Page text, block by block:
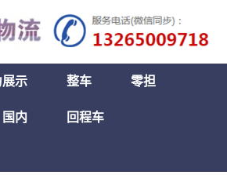
展示 整车 零担
国内 回程车